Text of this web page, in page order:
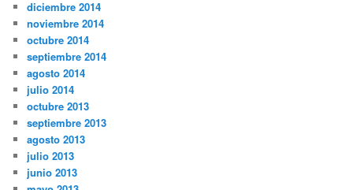
diciembre 2014
noviembre 2014
octubre 2014
septiembre 2014
agosto 2014
julio 2014
octubre 2013
septiembre 2013
agosto 2013
julio 2013
junio 2013